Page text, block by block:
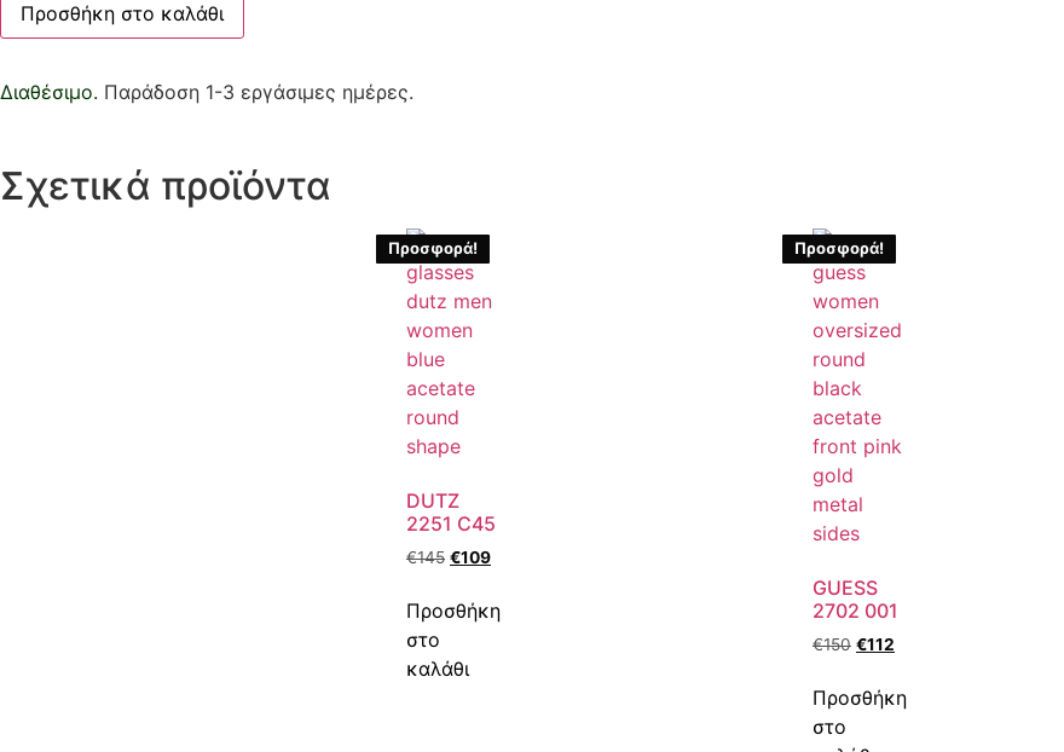
Προσθήκη στο καλάθι
Διαθέσιμο. Παράδοση 1-3 εργάσιμες ημέρες.
Σχετικά προϊόντα
Προσφορά!
DUTZ
2251 C45
€145 €109
Προσθήκη
στο
καλάθι
Προσφορά!
GUESS
2702 001
€150 €112
Προσθήκη
στο